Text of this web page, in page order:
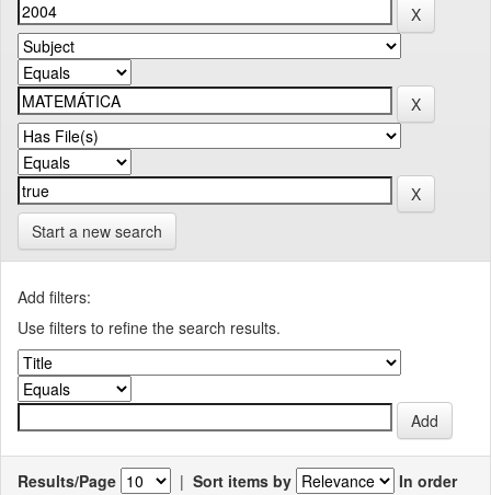
Start a new search
Add filters:
Use filters to refine the search results.
Results/Page | Sort items by
In order